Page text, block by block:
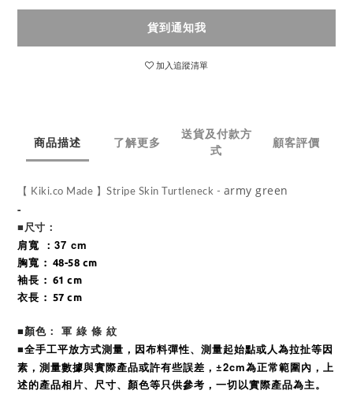
貨到通知我
加入追蹤清單
商品描述 了解更多
送貨及付款方
式
顧客評價
【 Kiki.co Made 】Stripe Skin Turtleneck - army green
-
■尺寸 ：
肩寬 ：37 cm
胸寬 : 48-58 cm
袖長 : 61 cm
衣長 : 57 cm
■ 顏色： 軍 綠 條 紋
■全手工平放方式測量，因布料彈性、測量起始點或人為拉扯等因
素，測量數據與實際產品或許有些誤差， ±2cm為正常範圍內， 上
述的產品相片、尺寸、顏色等只供參考，一切以實際產品為主。